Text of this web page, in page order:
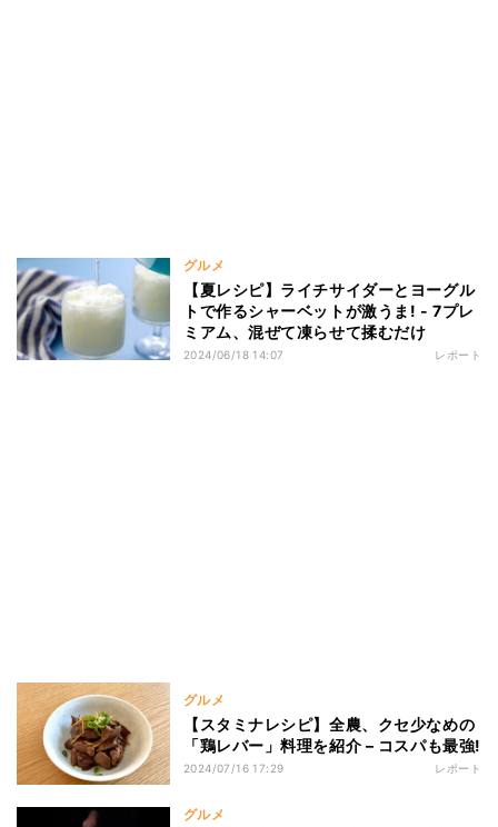
グルメ
【夏レシピ】ライチサイダーとヨーグル
トで作るシャーベットが激うま! - 7プレ
ミアム、混ぜて凍らせて揉むだけ
2024/06/18 14:07 レポート
グルメ
【スタミナレシピ】全農、クセ少なめの
「鶏レバー」料理を紹介 – コスパも最強!
2024/07/16 17:29 レポート
グルメ